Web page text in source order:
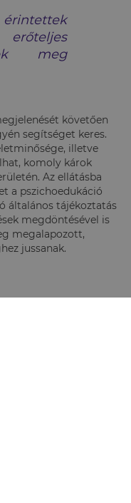
meg
követően
segítséget keres.
illetve
komoly károk
Az ellátásba
a pszichoedukáció
általános tájékoztatás
megdöntésével is
megalapozott,
jussanak.